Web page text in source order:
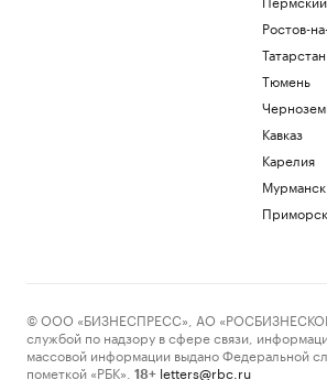
Ростов-
Татарстан
Тюмень
Кавказ
Карелия
Мурманск
© ООО «БИЗНЕСПРЕСС», АО
службой по надзору в сфере связи,
массовой информации выдано Федеральной
пометкой «РБК».
18+ letters@rbc.ru